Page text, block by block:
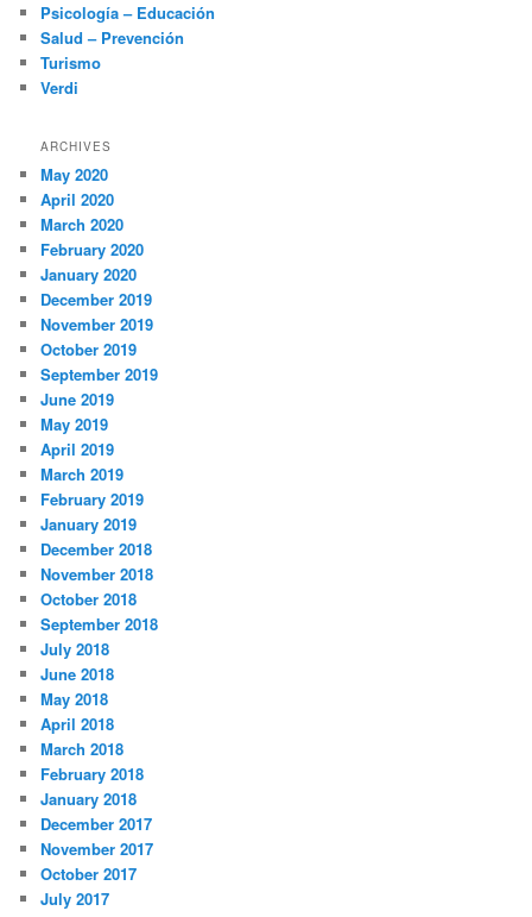
Psicología – Educación
Salud – Prevención
Turismo
Verdi
ARCHIVES
May 2020
April 2020
March 2020
February 2020
January 2020
December 2019
November 2019
October 2019
September 2019
June 2019
May 2019
April 2019
March 2019
February 2019
January 2019
December 2018
November 2018
October 2018
September 2018
July 2018
June 2018
May 2018
April 2018
March 2018
February 2018
January 2018
December 2017
November 2017
October 2017
July 2017